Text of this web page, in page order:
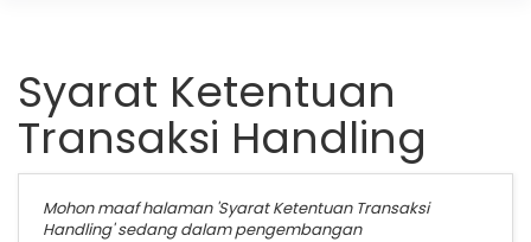
Syarat Ketentuan
Transaksi Handling
Mohon maaf halaman 'Syarat Ketentuan Transaksi
Handling' sedang dalam pengembangan